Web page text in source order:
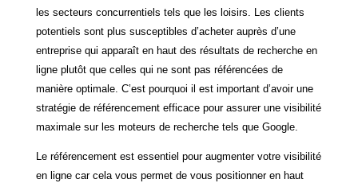
les secteurs concurrentiels tels que les loisirs. Les clients
potentiels sont plus susceptibles d’acheter auprès d’une
entreprise qui apparaît en haut des résultats de recherche en
ligne plutôt que celles qui ne sont pas référencées de
manière optimale. C’est pourquoi il est important d’avoir une
stratégie de référencement efficace pour assurer une visibilité
maximale sur les moteurs de recherche tels que Google.
Le référencement est essentiel pour augmenter votre visibilité
en ligne car cela vous permet de vous positionner en haut